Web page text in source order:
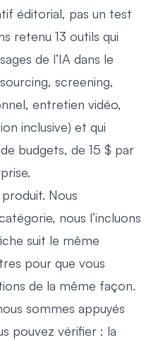
éditorial, pas un test
retenu 13 outils qui
de l’IA dans le
screening,
entretien vidéo,
inclusive) et qui
budgets, de 15 $ par
Nous
nous l’incluons
suit le même
pour que vous
de la même façon.
sommes appuyés
pouvez vérifier : la